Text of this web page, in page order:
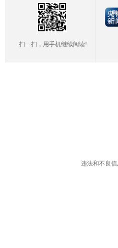
扫一扫，用手机继续阅读!
违法和不良